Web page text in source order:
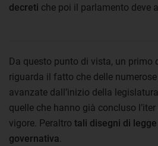
decreti che poi il parlamento deve
Da questo punto di vista, un primo
riguarda il fatto che delle
avanzate dall’inizio della
quelle che hanno già concluso
vigore. Peraltro tali disegni di
governativa.